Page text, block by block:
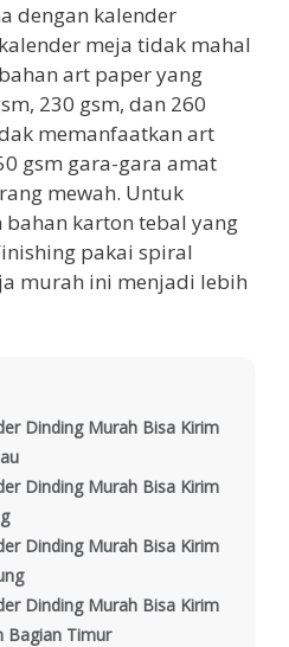
dengan kalender
meja tidak mahal
art paper yang
230 gsm, dan 260
memanfaatkan art
gsm gara-gara amat
mewah. Untuk
karton tebal yang
pakai spiral
murah ini menjadi lebih
Dinding Murah Bisa Kirim
Dinding Murah Bisa Kirim
Dinding Murah Bisa Kirim
Dinding Murah Bisa Kirim
Bagian Timur